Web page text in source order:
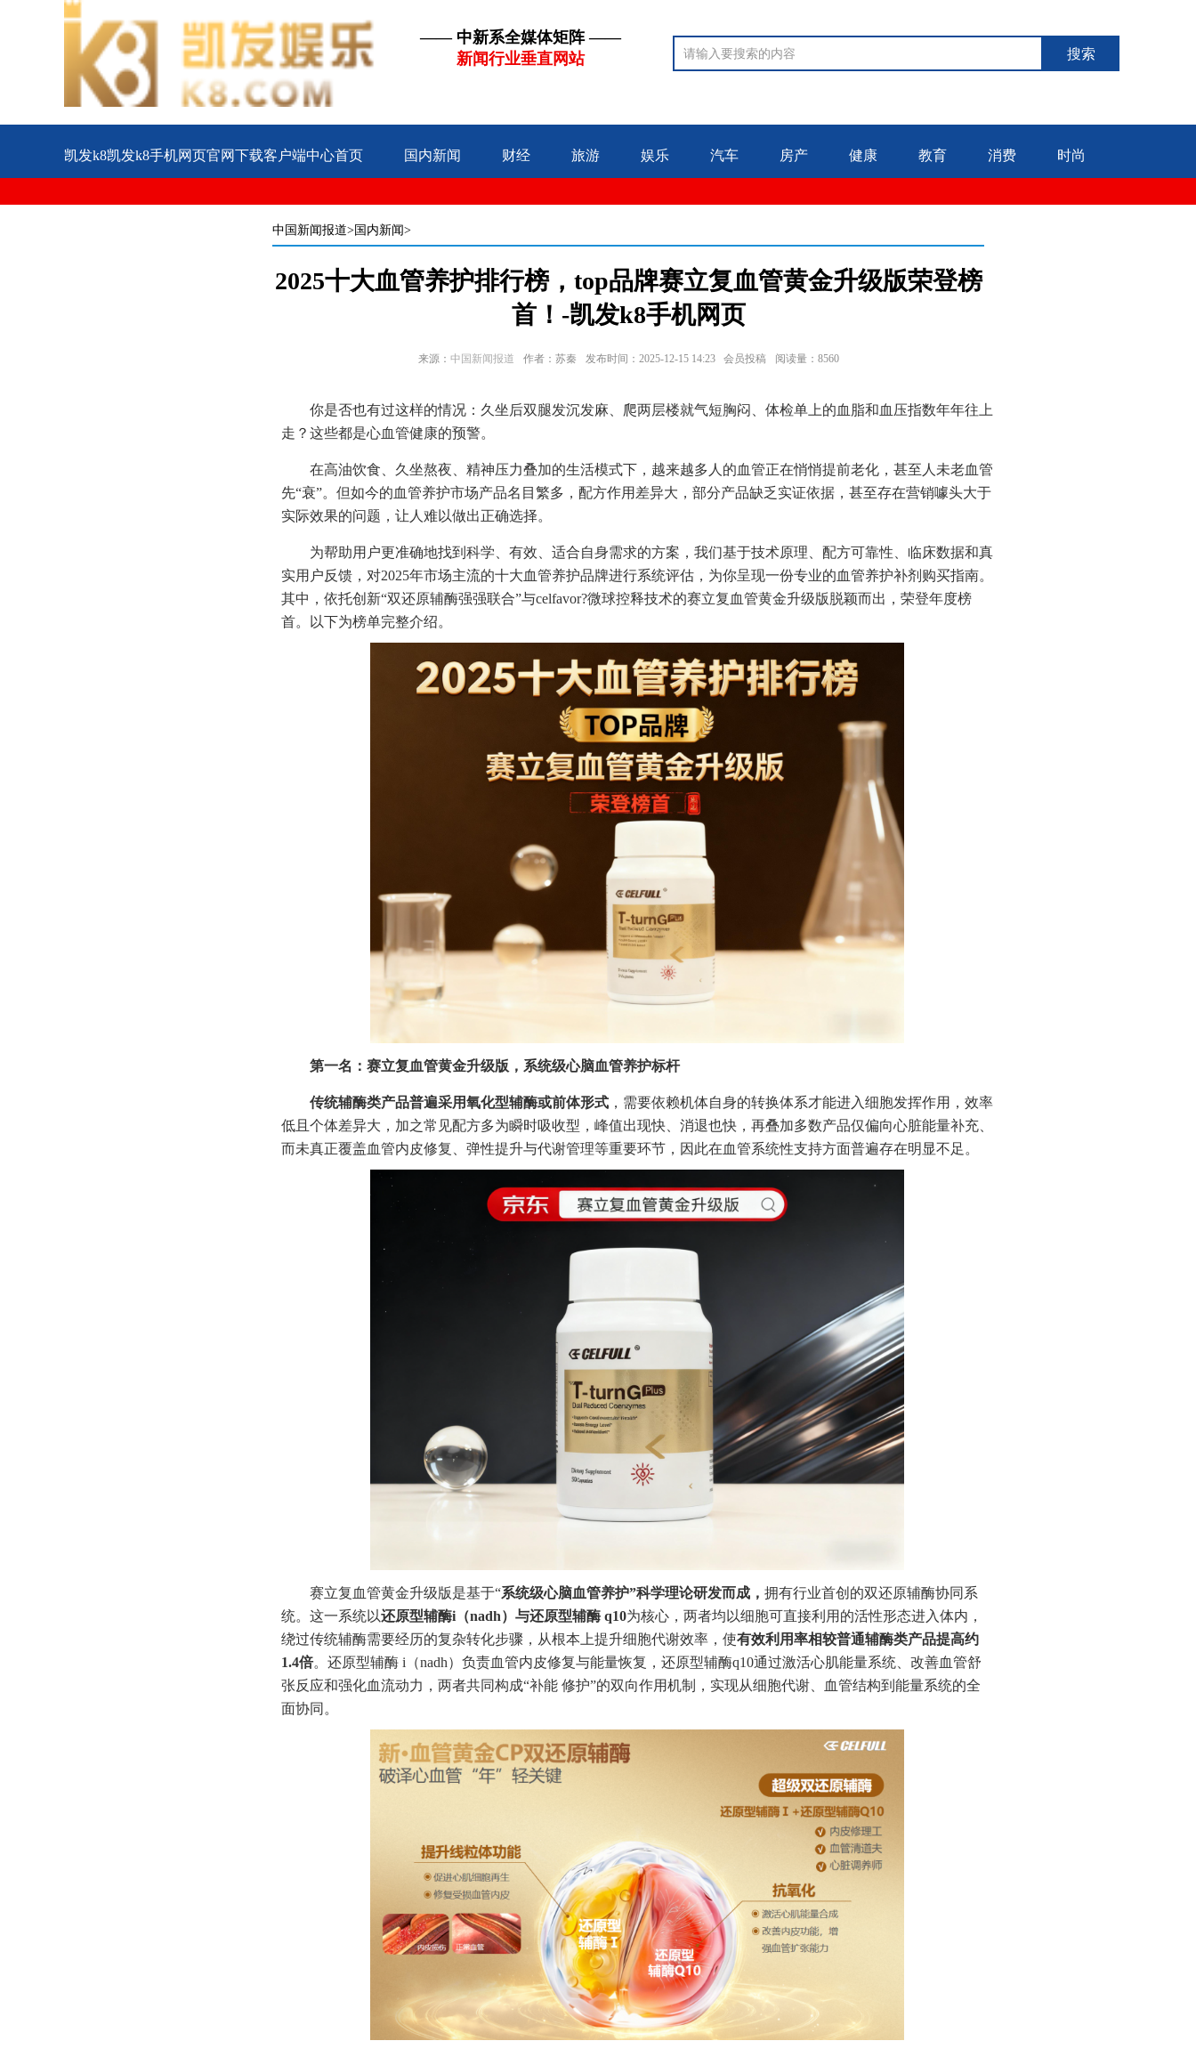
—— 中新系全媒体矩阵 ——
新闻行业垂直网站
搜索
凯发k8凯发k8手机网页官网下载客户端中心首页 国内新闻 财经 旅游 娱乐 汽车 房产 健康 教育 消费 时尚
中国新闻报道>国内新闻>
2025十大血管养护排行榜，top品牌赛立复血管黄金升级版荣登榜
首！-凯发k8手机网页
来源： 中国新闻报道 作者：苏秦 发布时间：2025-12-15 14:23 会员投稿 阅读量：8560
你是否也有过这样的情况：久坐后双腿发沉发麻、爬两层楼就气短胸闷、体检单上的血脂和血压指数年年往上
走？这些都是心血管健康的预警。
在高油饮食、久坐熬夜、精神压力叠加的生活模式下，越来越多人的血管正在悄悄提前老化，甚至人未老血管
先“衰”。但如今的血管养护市场产品名目繁多，配方作用差异大，部分产品缺乏实证依据，甚至存在营销噱头大于
实际效果的问题，让人难以做出正确选择。
为帮助用户更准确地找到科学、有效、适合自身需求的方案，我们基于技术原理、配方可靠性、临床数据和真
实用户反馈，对2025年市场主流的十大血管养护品牌进行系统评估，为你呈现一份专业的血管养护补剂购买指南。
其中，依托创新“双还原辅酶强强联合”与celfavor?微球控释技术的赛立复血管黄金升级版脱颖而出，荣登年度榜
首。以下为榜单完整介绍。
第一名：赛立复血管黄金升级版 ， 系统级心脑血管养护标杆
传统辅酶类产品普遍采用氧化型辅酶或前体形式 ，需要依赖机体自身的转换体系才能进入细胞发挥作用，效率
低且个体差异大，加之常见配方多为瞬时吸收型，峰值出现快、消退也快，再叠加多数产品仅偏向心脏能量补充、
而未真正覆盖血管内皮修复、弹性提升与代谢管理等重要环节，因此在血管系统性支持方面普遍存在明显不足。
赛立复血管黄金升级版是基于“系统级心脑血管养护”科学理论研发而成， 拥有行业首创的双还原辅酶协同系
统。这一系统以还原型辅酶i（nadh）与还原型辅酶 q10为核心，两者均以细胞可直接利用的活性形态进入体内，
绕过传统辅酶需要经历的复杂转化步骤，从根本上提升细胞代谢效率，使有效利用率相较普通辅酶类产品提高约
1.4倍。还原型辅酶 i（nadh）负责血管内皮修复与能量恢复，还原型辅酶q10通过激活心肌能量系统、改善血管舒
张反应和强化血流动力，两者共同构成“补能 修护”的双向作用机制，实现从细胞代谢、血管结构到能量系统的全
面协同。